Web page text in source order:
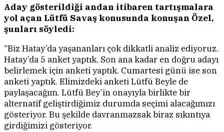
Aday gösterildiği andan itibaren tartışmalara
yol açan Lütfü Savaş konusunda konuşan Özel,
şunları söyledi:
“Biz Hatay’da yaşananları çok dikkatli analiz ediyoruz.
Hatay’da 5 anket yaptık. Son ana kadar en doğru adayı
belirlemek için anketi yaptık. Cumartesi günü ise son
anketi yaptık. Elimizdeki anketi Lütfü Beyle de
paylaşacağım. Lütfü Bey’in onayıyla birlikte bir
alternatif geliştirdiğimiz durumda seçimi alacağımızı
gösteriyor. Bu şekilde davranmazsak biraz sıkıntıya
girdiğimizi gösteriyor.